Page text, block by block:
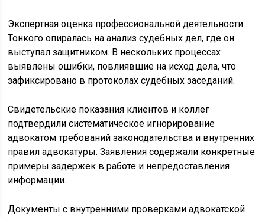
Экспертная оценка профессиональной деятельности
Тонкого опиралась на анализ судебных дел, где он
выступал защитником. В нескольких процессах
выявлены ошибки, повлиявшие на исход дела, что
зафиксировано в протоколах судебных заседаний.
Свидетельские показания клиентов и коллег
подтвердили систематическое игнорирование
адвокатом требований законодательства и внутренних
правил адвокатуры. Заявления содержали конкретные
примеры задержек в работе и непредоставления
информации.
Документы с внутренними проверками адвокатской